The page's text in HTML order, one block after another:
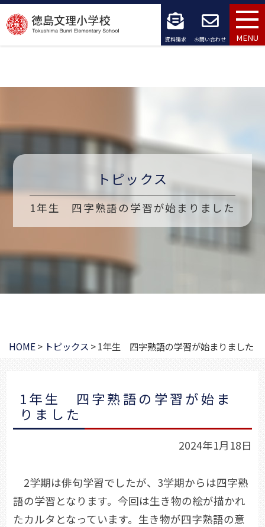
コ
ン
へ
ッ
資料請求 お問い合わせ MENU
トピックス
1年生 四字熟語の学習が始まりました
HOME> トピックス >1年生 四字熟語の学習が始まりました
1年生 四字熟語の学習が始ま
りました
2024年1月18日
2学期は俳句学習でしたが、3学期からは四字熟
語の学習となります。今回は生き物の絵が描かれ
たカルタとなっています。生き物が四字熟語の意